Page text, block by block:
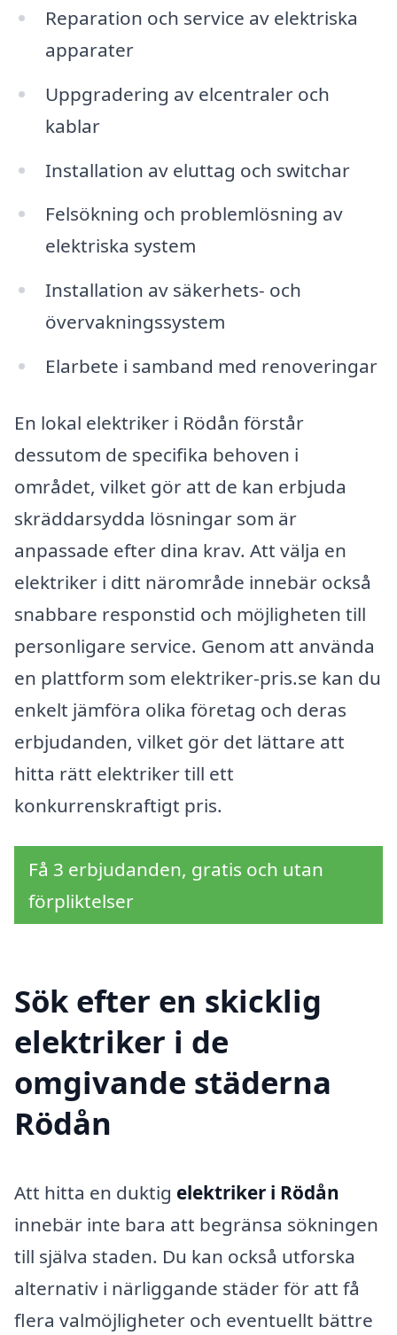
Reparation och service av elektriska
apparater
Uppgradering av elcentraler och
kablar
Installation av eluttag och switchar
Felsökning och problemlösning av
elektriska system
Installation av säkerhets- och
övervakningssystem
Elarbete i samband med renoveringar
En lokal elektriker i Rödån förstår
dessutom de specifika behoven i
området, vilket gör att de kan erbjuda
skräddarsydda lösningar som är
anpassade efter dina krav. Att välja en
elektriker i ditt närområde innebär också
snabbare responstid och möjligheten till
personligare service. Genom att använda
en plattform som elektriker-pris.se kan du
enkelt jämföra olika företag och deras
erbjudanden, vilket gör det lättare att
hitta rätt elektriker till ett
konkurrenskraftigt pris.
Få 3 erbjudanden, gratis och utan
förpliktelser
Sök efter en skicklig
elektriker i de
omgivande städerna
Rödån
Att hitta en duktig elektriker i Rödån
innebär inte bara att begränsa sökningen
till själva staden. Du kan också utforska
alternativ i närliggande städer för att få
flera valmöjligheter och eventuellt bättre